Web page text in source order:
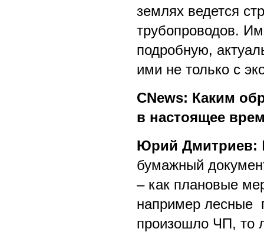
землях ведется
трубопроводов.
подробную,
ими не только с
CNews: Каким
в настоящее
Юрий Дмитриев:
бумажный
– как плановые
например лесные
произошло ЧП, то